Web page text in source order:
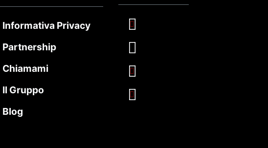
Informativa Privacy
Partnership
Chiamami
Il Gruppo
Blog